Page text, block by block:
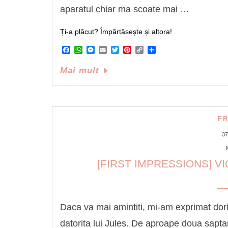
aparatul chiar ma scoate mai …
Ți-a plăcut? Împărtășește și altora!
Facebook
WhatsApp
Messenger
EmailTwitterPinterest
Copy
Mai mult
[FIRST IMPRESSIONS]
Daca va mai amintiti, mi-am exprimat
datorita lui Jules. De aproape doua